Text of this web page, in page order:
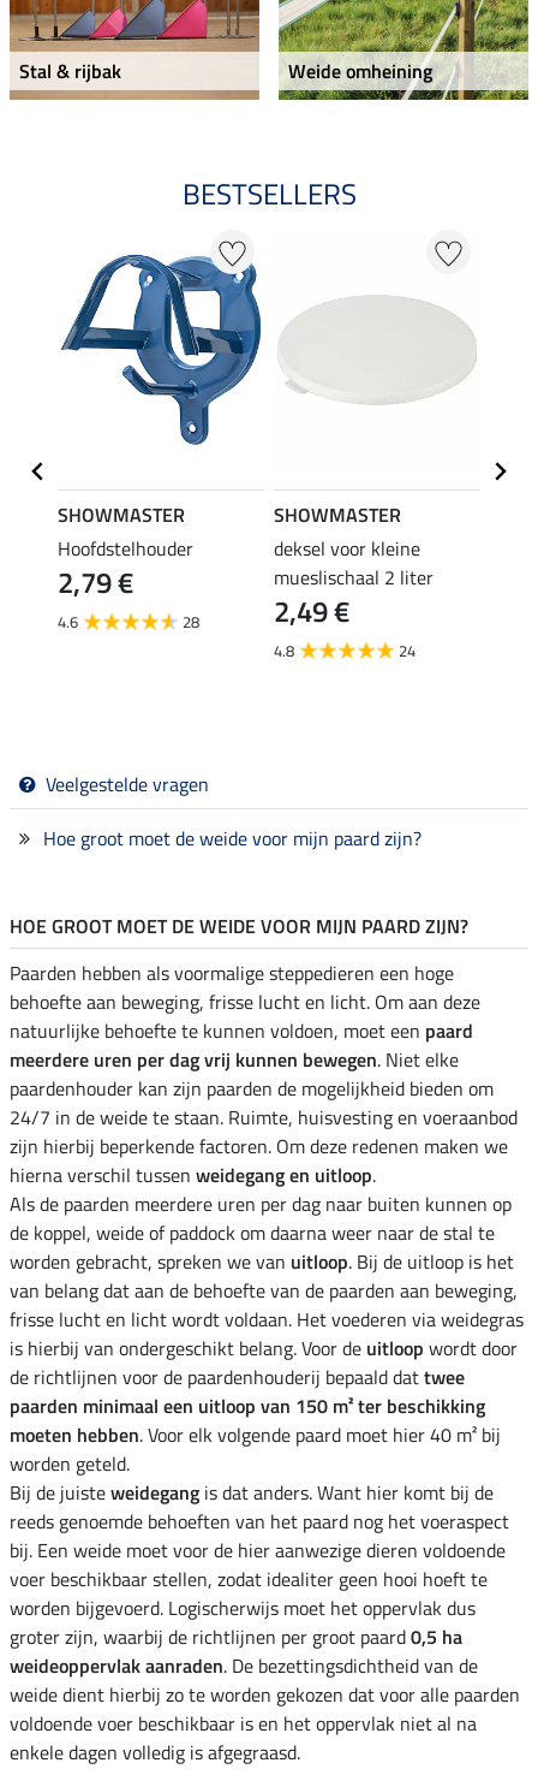
Stal & rijbak Weide omheining
BESTSELLERS
SHOWMASTER
Hoofdstelhouder
2,79 €
4.6 28
SHOWMASTER
deksel voor kleine
mueslischaal 2 liter
2,49 €
4.8 24
Veelgestelde vragen
Hoe groot moet de weide voor mijn paard zijn?
HOE GROOT MOET DE WEIDE VOOR MIJN PAARD ZIJN?
Paarden hebben als voormalige steppedieren een hoge
behoefte aan beweging, frisse lucht en licht. Om aan deze
natuurlijke behoefte te kunnen voldoen, moet een paard
meerdere uren per dag vrij kunnen bewegen. Niet elke
paardenhouder kan zijn paarden de mogelijkheid bieden om
24/7 in de weide te staan. Ruimte, huisvesting en voeraanbod
zijn hierbij beperkende factoren. Om deze redenen maken we
hierna verschil tussen weidegang en uitloop.
Als de paarden meerdere uren per dag naar buiten kunnen op
de koppel, weide of paddock om daarna weer naar de stal te
worden gebracht, spreken we van uitloop. Bij de uitloop is het
van belang dat aan de behoefte van de paarden aan beweging,
frisse lucht en licht wordt voldaan. Het voederen via weidegras
is hierbij van ondergeschikt belang. Voor de uitloop wordt door
de richtlijnen voor de paardenhouderij bepaald dattwee
paarden minimaal een uitloop van 150 m² ter beschikking
moeten hebben. Voor elk volgende paard moet hier 40 m² bij
worden geteld.
Bij de juisteweidegang is dat anders. Want hier komt bij de
reeds genoemde behoeften van het paard nog het voeraspect
bij. Een weide moet voor de hier aanwezige dieren voldoende
voer beschikbaar stellen, zodat idealiter geen hooi hoeft te
worden bijgevoerd. Logischerwijs moet het oppervlak dus
groter zijn, waarbij de richtlijnen per groot paard0,5 ha
weideoppervlak aanraden. De bezettingsdichtheid van de
weide dient hierbij zo te worden gekozen dat voor alle paarden
voldoende voer beschikbaar is en het oppervlak niet al na
enkele dagen volledig is afgegraasd.